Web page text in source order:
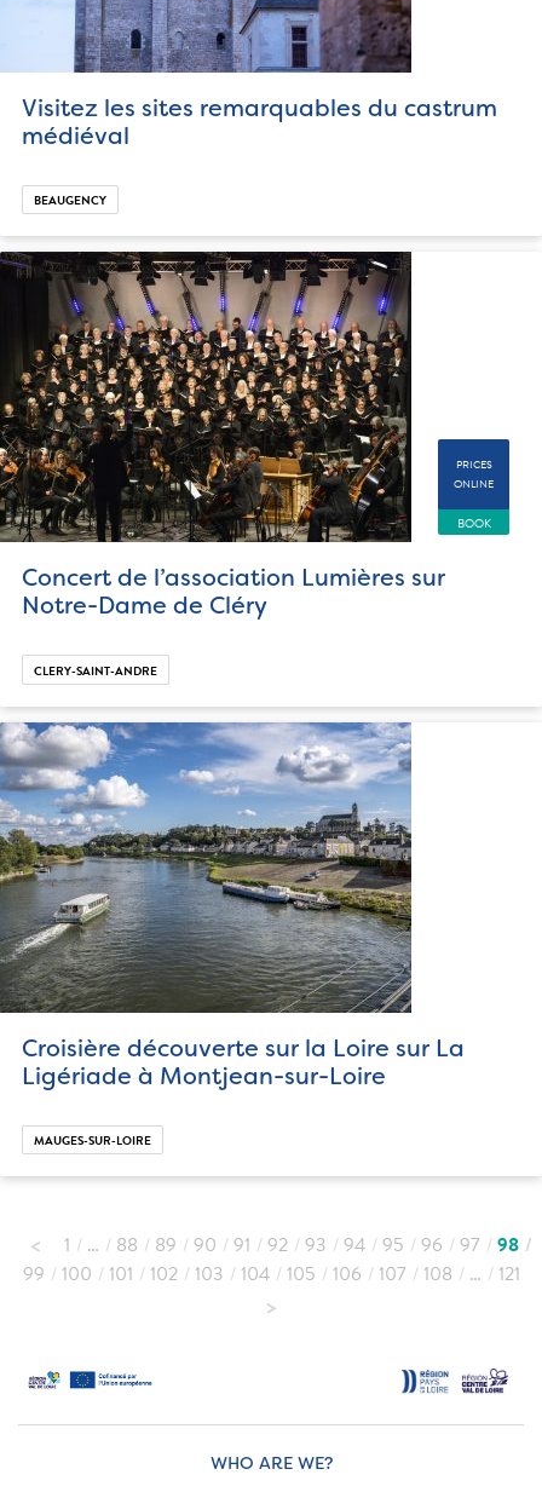
Visitez les sites remarquables du castrum
médiéval
BEAUGENCY
PRICES
ONLINE
BOOK
Concert de l’association Lumières sur
Notre-Dame de Cléry
CLERY-SAINT-ANDRE
Croisière découverte sur la Loire sur La
Ligériade à Montjean-sur-Loire
MAUGES-SUR-LOIRE
1 … 88 89 90 91 92 93 94 95 96 97
98
99
100 101 102 103 104 105 106 107 108 … 121
WHO ARE WE?